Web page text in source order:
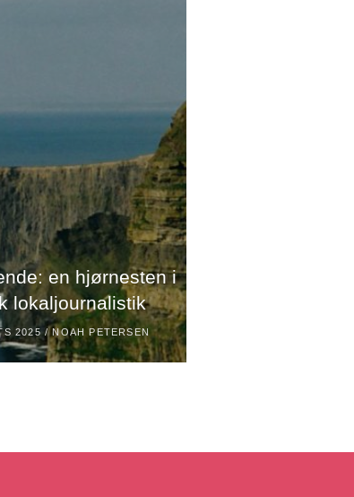
en hjørnesten i
lokaljournalistik
2025 /NOAH PETERSEN